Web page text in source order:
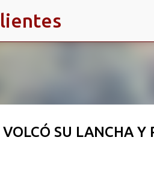
VOLCÓ SU LANCHA